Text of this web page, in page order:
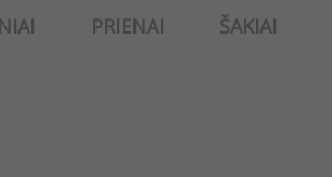
PRIENAI ŠAKIAI